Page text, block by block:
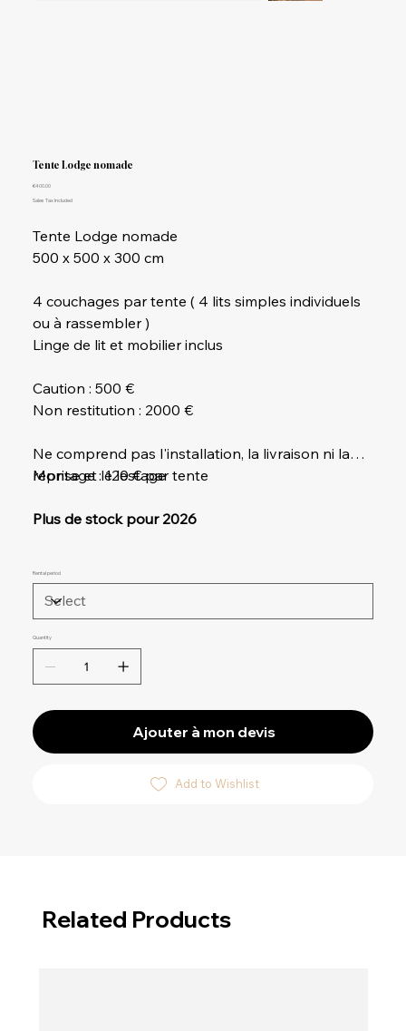
Tente Lodge nomade
Price
€400.00
Sales Tax Included
Tente Lodge nomade
500 x 500 x 300 cm
4 couchages par tente ( 4 lits simples individuels
ou à rassembler )
Linge de lit et mobilier inclus
Caution : 500 €
Non restitution : 2000 €
Ne comprend pas l'installation, la livraison ni la
reprise et le lestage
Montage : 120 € par tente
Plus de stock pour 2026
Rental period
Quantity
Ajouter à mon devis
Add to Wishlist
Related Products